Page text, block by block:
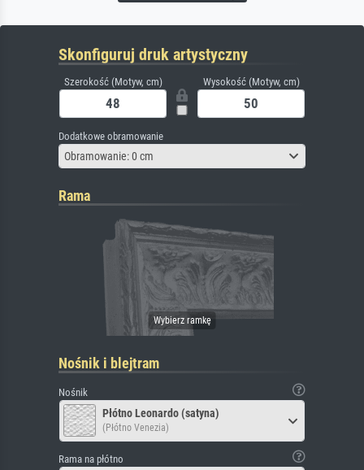
Skonfiguruj druk artystyczny
Szerokość (Motyw, cm) Wysokość (Motyw, cm)
Dodatkowe obramowanie
Obramowanie: 0 cm
Rama
Nośnik i blejtram
Nośnik
Płótno Leonardo (satyna)
(Płótno Venezia)
Rama na płótno